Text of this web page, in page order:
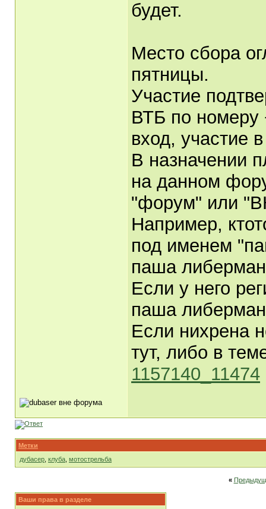
будет.
Место сбора
пятницы.
Участие
ВТБ по номеру
вход, участие
В назначении
на данном
"форум" или
Например,
под именем
паша
Если у него
паша
Если нихрена
тут, либо в
1157140_11474
Метки
дубасер клуба мотострельба
«
Ваши права в разделе